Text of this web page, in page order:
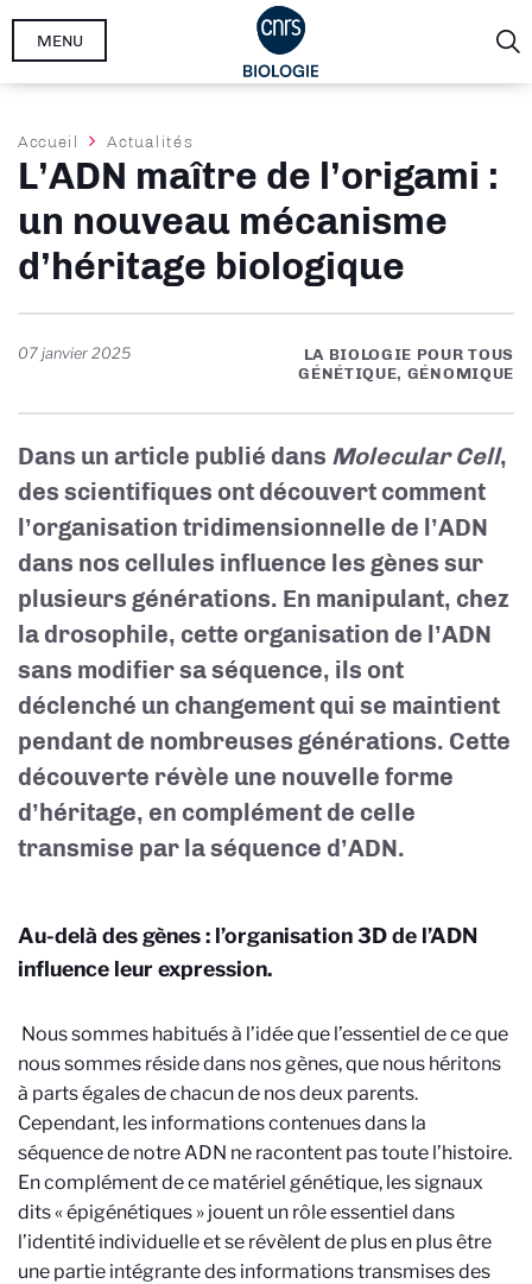
Aller
MENU
Fil
d'Ariane
Accueil Actualités
L’ADN maître de l’origami :
un nouveau mécanisme
d’héritage biologique
07 janvier 2025
LA BIOLOGIE POUR TOUS
GÉNÉTIQUE, GÉNOMIQUE
Dans un article publié dans Molecular Cell,
des scientifiques ont découvert comment
l’organisation tridimensionnelle de l’ADN
dans nos cellules influence les gènes sur
plusieurs générations. En manipulant, chez
la drosophile, cette organisation de l’ADN
sans modifier sa séquence, ils ont
déclenché un changement qui se maintient
pendant de nombreuses générations. Cette
découverte révèle une nouvelle forme
d’héritage, en complément de celle
transmise par la séquence d’ADN.
Au-delà des gènes : l’organisation 3D de l’ADN
influence leur expression.
Nous sommes habitués à l’idée que l’essentiel de ce que
nous sommes réside dans nos gènes, que nous héritons
à parts égales de chacun de nos deux parents.
Cependant, les informations contenues dans la
séquence de notre ADN ne racontent pas toute l’histoire.
En complément de ce matériel génétique, les signaux
dits « épigénétiques » jouent un rôle essentiel dans
l’identité individuelle et se révèlent de plus en plus être
une partie intégrante des informations transmises des